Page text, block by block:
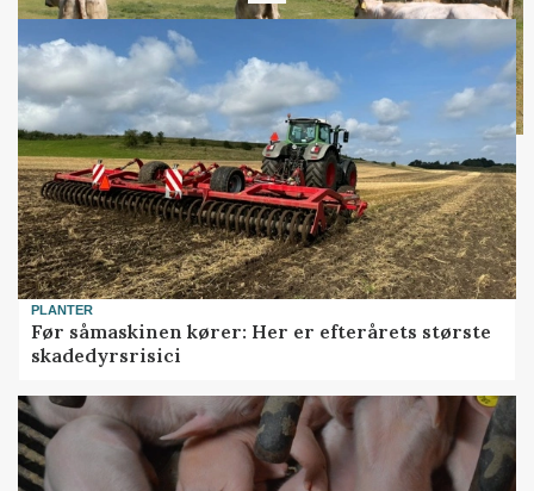
PLANTER
Før såmaskinen kører: Her er efterårets største
skadedyrsrisici